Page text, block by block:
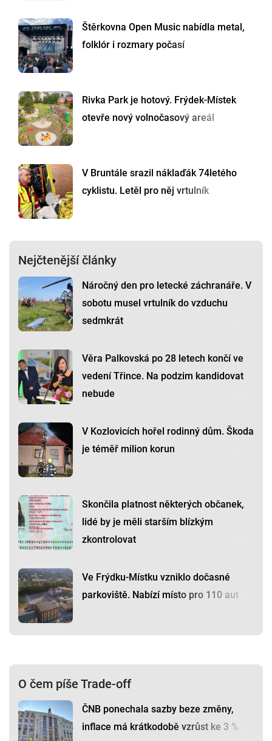
Štěrkovna Open Music nabídla metal,
folklór i rozmary počasí
Rivka Park je hotový. Frýdek-Místek
otevře nový volnočasový areál
V Bruntále srazil náklaďák 74letého
cyklistu. Letěl pro něj vrtulník
Nejčtenější články
Náročný den pro letecké záchranáře. V
sobotu musel vrtulník do vzduchu
sedmkrát
Věra Palkovská po 28 letech končí ve
vedení Třince. Na podzim kandidovat
nebude
V Kozlovicích hořel rodinný dům. Škoda
je téměř milion korun
Skončila platnost některých občanek,
lidé by je měli starším blízkým
zkontrolovat
Ve Frýdku-Místku vzniklo dočasné
parkoviště. Nabízí místo pro 110 aut
O čem píše Trade-off
ČNB ponechala sazby beze změny,
inflace má krátkodobě vzrůst ke 3 %